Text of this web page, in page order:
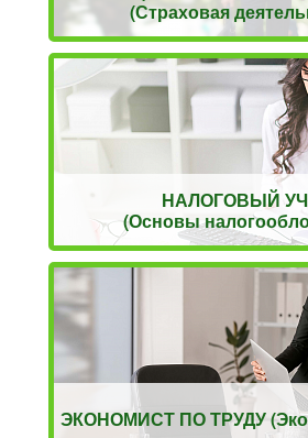
(Страховая
НАЛОГОВЫЙ
(Основы
ЭКОНОМИСТ ПО ТРУДУ